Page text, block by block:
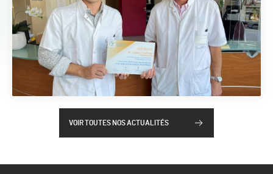
VOIR TOUTES NOS ACTUALITÉS